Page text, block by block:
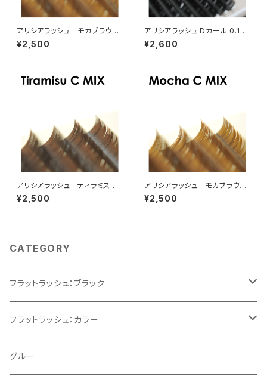
アリシアラッシュ モカブラウン
DカールMIX
¥2,500
アリシアラッシュ Dカール 0.12
mm
¥2,600
アリシアラッシュ ティラミスブ
ラウンCカールMIX
¥2,500
アリシアラッシュ モカブラウン
CカールMIX
¥2,500
CATEGORY
フラットラッシュ：ブラック
Cカール
CCカール
フラットラッシュ：カラー
ブラウン
グルー